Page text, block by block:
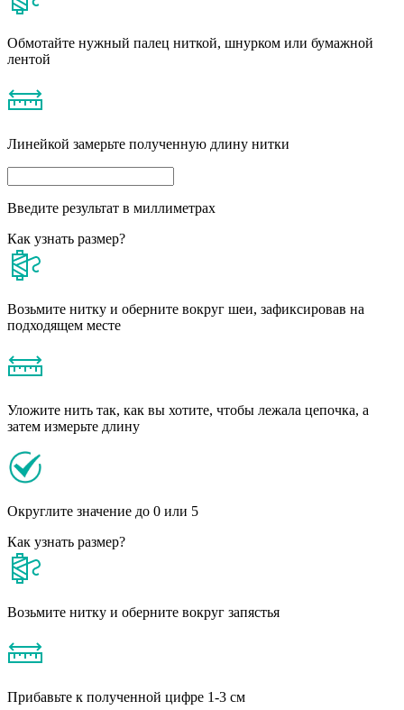
Обмотайте нужный палец ниткой, шнурком или бумажной
лентой
Линейкой замерьте полученную длину нитки
Введите результат в миллиметрах
Как узнать размер?
Возьмите нитку и оберните вокруг шеи, зафиксировав на
подходящем месте
Уложите нить так, как вы хотите, чтобы лежала цепочка, а
затем измерьте длину
Округлите значение до 0 или 5
Как узнать размер?
Возьмите нитку и оберните вокруг запястья
Прибавьте к полученной цифре 1-3 см